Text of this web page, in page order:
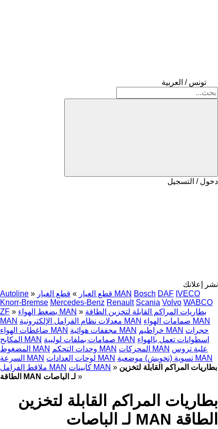
تونس / العربية
دخول / التسجيل
نشر إعلانك
Autoline » قطع الغيار » قطع الغيار MAN Bosch DAF IVECO
Knorr-Bremse Mercedes-Benz Renault Scania Volvo WABCO
ZF » بضغط الهواء MAN » بطاريات المراكم القابلة لتخزين الطاقة
MAN
معدلات نظام الفرامل الإلكترونية MAN
صمامات الهواء MAN
ضاغطات الهواء MAN
مجففات هوائية MAN خراطيم MAN حجرات
المكابح MAN
صمامات بملفات لولبية MAN اسطوانات تعمل بالهواء
المضغوط MAN
وحدات التحكم MAN المحركات MAN علبة تروس
السرعة MAN
لوحات العدادات MAN
تسوية (تخويش) موضعية MAN
ملاقط الفرامل MAN
كابينات MAN » بطاريات المراكم القابلة لتخزين
الطاقة MAN لـ الباصات »
بطاريات المراكم القابلة لتخزين
الطاقة MAN لـ الباصات